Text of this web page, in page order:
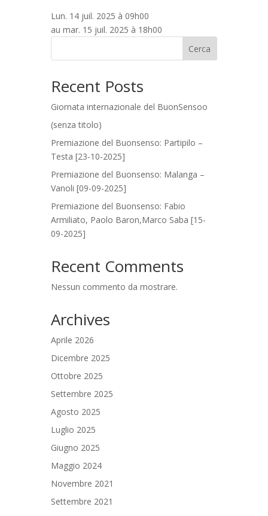
Lun. 14 juil. 2025 à 09h00
au mar. 15 juil. 2025 à 18h00
Cerca
Recent Posts
Giornata internazionale del BuonSensoo
(senza titolo)
Premiazione del Buonsenso: Partipilo –
Testa [23-10-2025]
Premiazione del Buonsenso: Malanga –
Vanoli [09-09-2025]
Premiazione del Buonsenso: Fabio
Armiliato, Paolo Baron,Marco Saba [15-
09-2025]
Recent Comments
Nessun commento da mostrare.
Archives
Aprile 2026
Dicembre 2025
Ottobre 2025
Settembre 2025
Agosto 2025
Luglio 2025
Giugno 2025
Maggio 2024
Novembre 2021
Settembre 2021